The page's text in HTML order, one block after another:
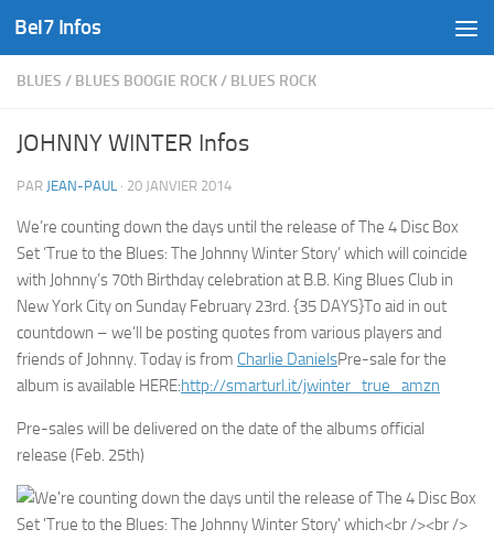
Skip to content
Bel7 Infos
BLUES / BLUES BOOGIE ROCK/ BLUES ROCK
JOHNNY WINTER Infos
PAR JEAN-PAUL · 20 JANVIER 2014
We’re counting down the days until the release of The 4 Disc Box
Set ‘True to the Blues: The Johnny Winter Story’ which will coincide
with Johnny’s 70th Birthday celebration at B.B. King Blues Club in
New York City on Sunday February 23rd. {35 DAYS}To aid in out
countdown – we’ll be posting quotes from various players and
friends of Johnny. Today is from Charlie DanielsPre-sale for the
album is available HERE:http://smarturl.it/jwinter_true_amzn
Pre-sales will be delivered on the date of the albums official
release (Feb. 25th)